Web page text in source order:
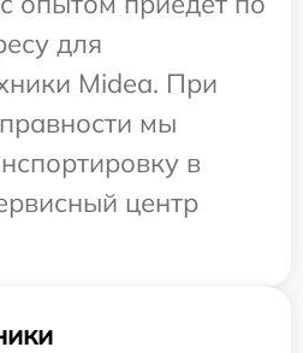
для
Midea. При
мы
в
центр